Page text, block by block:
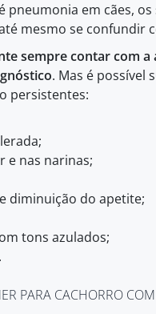
pneumonia em cães,
mesmo se confundir
sempre contar com
. Mas é possível
persistentes:
e nas narinas;
diminuição do apetite;
tons azulados;
PARA CACHORRO